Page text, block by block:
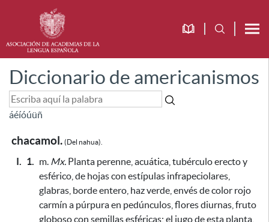
Diccionario de americanismos
áéíóúüñ
chacamol. (Del nahua).
I. 1. m. Mx. Planta perenne, acuática, tubérculo erecto y
esférico, de hojas con estípulas infrapeciolares,
glabras, borde entero, haz verde, envés de color rojo
carmín a púrpura en pedúnculos, flores diurnas, fruto
globoso con semillas esféricas; el jugo de esta planta,